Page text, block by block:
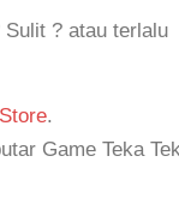
? atau terlalu
.
Game Teka